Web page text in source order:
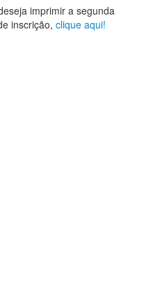
imprimir a segunda
inscrição, clique aqui!